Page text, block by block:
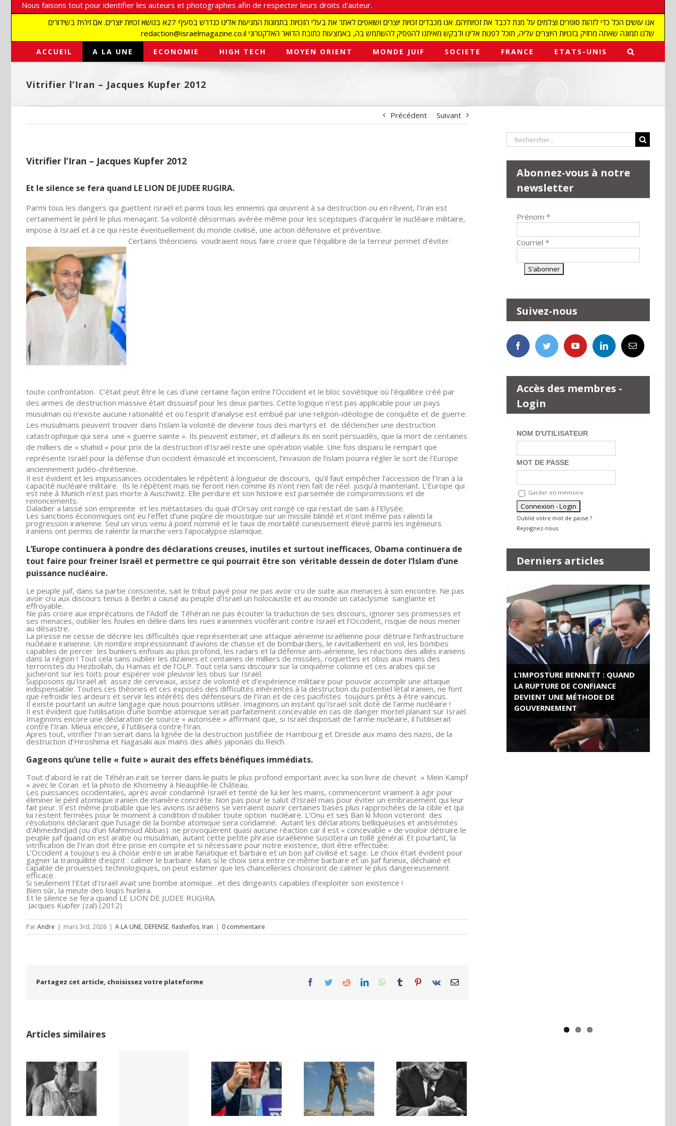
Nous faisons tout pour identifier les auteurs et photographes afin de respecter leurs droits d'auteur.
אנו עושים הכל כדי לזהות סופרים וצלמים על מנת לכבד את זכויותיהם. אנו מכבדים זכויות יוצרים ושואפים לאתר את בעלי הזכויות בתמונות המגיעות אלינו כנדרש בסעיף 27א בנושא זכויות יוצרים. אם זיהית בשידורים
redaction@israelmagazine.co.il שלנו תמונה שאתה מחזיק בזכויות היוצרים עליה, תוכל לפנות אלינו ולבקש מאיתנו להפסיק להשתמש בה, באמצעות כתובת הדואר האלקטרוני
ACCUEIL A LA UNE ECONOMIE HIGH TECH MOYEN ORIENT MONDE JUIF SOCIETE FRANCE ETATS-UNIS
Vitrifier l’Iran – Jacques Kupfer 2012
Précédent Suivant
Vitrifier l’Iran – Jacques Kupfer 2012
Et le silence se fera quand LE LION DE JUDEE RUGIRA.
Parmi tous les dangers qui guettent Israël et parmi tous les ennemis qui œuvrent à sa destruction ou en rêvent, l’Iran est
certainement le péril le plus menaçant. Sa volonté désormais avérée même pour les sceptiques d’acquérir le nucléaire militaire,
impose à Israël et à ce qui reste éventuellement du monde civilisé, une action défensive et préventive.
Certains théoriciens voudraient nous faire croire que l’équilibre de la terreur permet d’éviter
toute confrontation. C’était peut être le cas d’une certaine façon entre l’Occident et le bloc soviétique où l’équilibre créé par
des armes de destruction massive était dissuasif pour les deux parties. Cette logique n’est pas applicable pour un pays
musulman où n’existe aucune rationalité et où l’esprit d’analyse est embué par une religion-idéologie de conquête et de guerre.
Les musulmans peuvent trouver dans l’islam la volonté de devenir tous des martyrs et de déclencher une destruction
catastrophique qui sera une « guerre sainte ». Ils peuvent estimer, et d’ailleurs ils en sont persuadés, que la mort de centaines
de milliers de « shahid » pour prix de la destruction d’Israël reste une opération viable. Une fois disparu le rempart que
représente Israël pour la défense d’un occident émasculé et inconscient, l’invasion de l’islam pourra régler le sort de l’Europe
anciennement judéo-chrétienne.
Il est évident et les impuissances occidentales le répètent à longueur de discours, qu’il faut empêcher l’accession de l’Iran à la
capacité nucléaire militaire. Ils le répètent mais ne feront rien comme ils n’ont rien fait de réel jusqu’à maintenant. L’Europe qui
est née à Munich n’est pas morte à Auschwitz. Elle perdure et son histoire est parsemée de compromissions et de
renoncements.
Daladier a laissé son empreinte et les métastases du quai d’Orsay ont rongé ce qui restait de sain à l’Elysée.
Les sanctions économiques ont eu l’effet d’une piqûre de moustique sur un missile blindé et n’ont même pas ralenti la
progression iranienne. Seul un virus venu à point nommé et le taux de mortalité curieusement élevé parmi les ingénieurs
iraniens ont permis de ralentir la marche vers l’apocalypse islamique.
L’Europe continuera à pondre des déclarations creuses, inutiles et surtout inefficaces, Obama continuera de
tout faire pour freiner Israël et permettre ce qui pourrait être son véritable dessein de doter l’Islam d’une
puissance nucléaire.
Le peuple juif, dans sa partie consciente, sait le tribut payé pour ne pas avoir cru de suite aux menaces à son encontre. Ne pas
avoir cru aux discours tenus à Berlin a causé au peuple d’Israël un holocauste et au monde un cataclysme sanglante et
effroyable.
Ne pas croire aux imprécations de l’Adolf de Téhéran ne pas écouter la traduction de ses discours, ignorer ses promesses et
ses menaces, oublier les foules en délire dans les rues iraniennes vociférant contre Israël et l’Occident, risque de nous mener
au désastre.
La presse ne cesse de décrire les difficultés que représenterait une attaque aérienne israélienne pour détruire l’infrastructure
nucléaire iranienne. Un nombre impressionnant d’avions de chasse et de bombardiers, le ravitaillement en vol, les bombes
capables de percer les bunkers enfouis au plus profond, les radars et la défense anti-aérienne, les réactions des alliés iraniens
dans la région ! Tout cela sans oublier les dizaines et centaines de milliers de missiles, roquettes et obus aux mains des
terroristes du Hezbollah, du Hamas et de l’OLP. Tout cela sans discourir sur la cinquième colonne et ces arabes qui se
jucheront sur les toits pour espérer voir pleuvoir les obus sur Israël.
Supposons qu’Israël ait assez de cerveaux, assez de volonté et d’expérience militaire pour pouvoir accomplir une attaque
indispensable. Toutes ces théories et ces exposés des difficultés inhérentes à la destruction du potentiel létal iranien, ne font
que refroidir les ardeurs et servir les intérêts des défenseurs de l’Iran et de ces pacifistes toujours prêts à être vaincus.
Il existe pourtant un autre langage que nous pourrions utiliser. Imaginons un instant qu’Israël soit doté de l’arme nucléaire !
Il est évident que l’utilisation d’une bombe atomique serait parfaitement concevable en cas de danger mortel planant sur Israël.
Imaginons encore une déclaration de source « autorisée » affirmant que, si Israël disposait de l’arme nucléaire, il l’utiliserait
contre l’Iran. Mieux encore, il l’utilisera contre l’Iran.
Apres tout, vitrifier l’Iran serait dans la lignée de la destruction justifiée de Hambourg et Dresde aux mains des nazis, de la
destruction d’Hiroshima et Nagasaki aux mains des alliés japonais du Reich.
Gageons qu’une telle « fuite » aurait des effets bénéfiques immédiats.
Tout d’abord le rat de Téhéran irait se terrer dans le puits le plus profond emportant avec lui son livre de chevet « Mein Kampf
» avec le Coran et la photo de Khomeiny à Neauphle-le Château.
Les puissances occidentales, après avoir condamné Israël et tenté de lui lier les mains, commenceront vraiment à agir pour
éliminer le péril atomique iranien de manière concrète. Non pas pour le salut d’Israël mais pour éviter un embrasement qui leur
fait peur. Il est même probable que les avions israéliens se verraient ouvrir certaines bases plus rapprochées de la cible et qui
lui restent fermées pour le moment à condition d’oublier toute option nucléaire. L’Onu et ses Ban ki Moon voteront des
résolutions déclarant que l’usage de la bombe atomique sera condamné. Autant les déclarations belliqueuses et antisémites
d’Ahmedindjad (ou d’un Mahmoud Abbas) ne provoquèrent quasi aucune réaction car il est « concevable » de vouloir détruire le
peuple juif quand on est arabe ou musulman, autant cette petite phrase israélienne suscitera un tollé général. Et pourtant, la
vitrification de l’Iran doit être prise en compte et si nécessaire pour notre existence, doit être effectuée.
L’Occident a toujours eu à choisir entre un arabe fanatique et barbare et un bon juif civilisé et sage. Le choix était évident pour
gagner la tranquillité d’esprit : calmer le barbare. Mais si le choix sera entre ce même barbare et un Juif furieux, déchainé et
capable de prouesses technologiques, on peut estimer que les chancelleries choisiront de calmer le plus dangereusement
efficace.
Si seulement l’Etat d’Israël avait une bombe atomique…et des dirigeants capables d’exploiter son existence !
Bien sûr, la meute des loups hurlera.
Et le silence se fera quand LE LION DE JUDEE RUGIRA.
Jacques Kupfer (zal) (2012)
ParAndre | mars 3rd, 2026 | A LA UNE, DEFENSE, flashinfos, Iran | 0 commentaire
Partagez cet article, choisissez votre plateforme Facebook
TwitterRedditLinkedInWhatsApp
Tumblr Pinterest
Vk Email
Articles similaires
Netflix Field of
Dreams (1989)
Ile de Rhodes ;
un foyer juif
déserté
Une lettre
inédite de
Malraux sur
l’État d’Israël |
PAR « LA REGLE
Rechercher:
Abonnez-vous à notre
newsletter
Prénom *
Courriel *
Suivez-nous
Accès des membres -
Login
NOM D'UTILISATEUR
MOT DE PASSE
Garder en mémoire
Oublié votre mot de passe ?
Rejoignez-nous
Derniers articles
L’IMPOSTURE BENNETT : QUAND
LA RUPTURE DE CONFIANCE
DEVIENT UNE MÉTHODE DE
GOUVERNEMENT
ROSE VALLAND, HEROÏNE DE LA
RESISTANCE FRANÇAISE